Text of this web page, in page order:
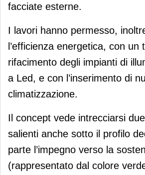
facciate esterne.
I lavori hanno permesso,
l’efficienza energetica, con un
rifacimento degli impianti di
a Led, e con l’inserimento di
climatizzazione.
Il concept vede intrecciarsi
salienti anche sotto il profilo
parte l’impegno verso la
(rappresentato dal colore